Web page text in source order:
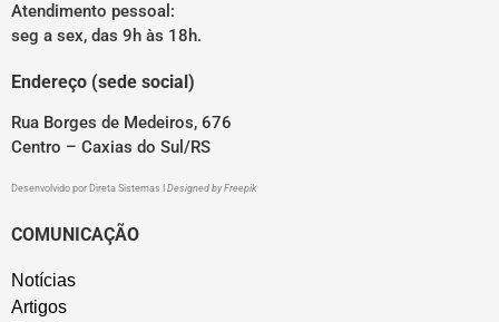
Atendimento pessoal:
seg a sex, das 9h às 18h.
Endereço (sede social)
Rua Borges de Medeiros, 676
Centro – Caxias do Sul/RS
Desenvolvido por Direta Sistemas Designed by Freepik
COMUNICAÇÃO
Notícias
Artigos